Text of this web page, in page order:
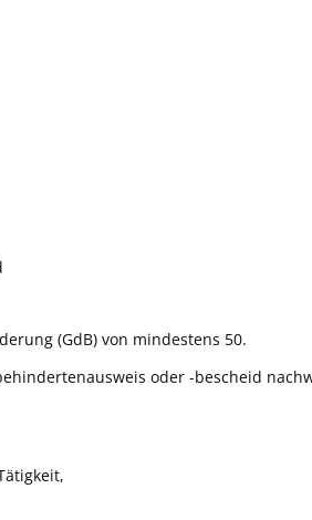
(GdB) von mindestens 50.
oder -bescheid